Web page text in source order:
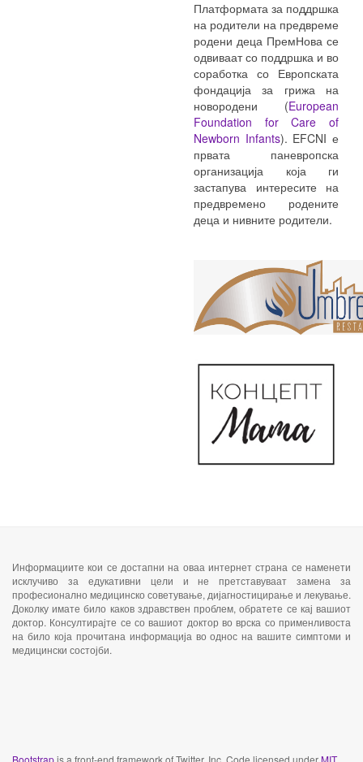
Платформата за поддршка
на родители на предвреме
родени деца ПремНова се
одвиваат со поддршка и во
соработка со Европската
фондација за грижа на
новородени (European
Foundation for Care of
Newborn Infants). EFCNI е
првата паневропска
организација која ги
застапува интересите на
предвремено родените
деца и нивните родители.
Информациите кои се достапни на оваа интернет страна се наменети
исклучиво за едукативни цели и не претставуваат замена за
професионално медицинско советување, дијагностицирање и лекување.
Доколку имате било каков здравствен проблем, обратете се кај вашиот
доктор. Консултирајте се со вашиот доктор во врска со применливоста
на било која прочитана информација во однос на вашите симптоми и
медицински состојби.